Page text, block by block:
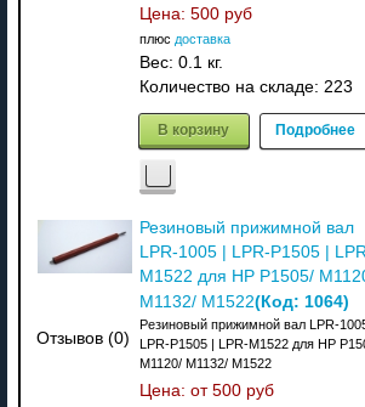
Цена: 500 руб
плюс доставка
Вес: 0.1 кг.
Количество на складе: 223
В корзину Подробнее
Отзывов (0)
Резиновый прижимной вал
LPR-1005 | LPR-P1505 |
M1522 для HP P1505/
M1132/ M1522(Код: 1064)
Резиновый прижимной вал LPR-1005
LPR-P1505 | LPR-M1522 для HP
M1120/ M1132/ M1522
Цена: от 500 руб